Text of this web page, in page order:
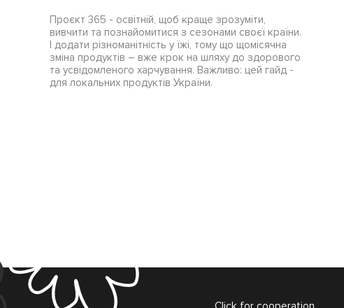
Проєкт 365 - освітній, щоб краще зрозуміти,
вивчити та познайомитися з сезонами своєї країни.
І додати різноманітність у їжі, тому що щомісячна
зміна продуктів – вже крок на шляху до здорового
та усвідомленого харчування. Важливо: цей гайд -
для локальних продуктів України.